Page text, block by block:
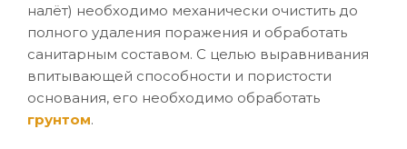
налёт) необходимо механически очистить до
полного удаления поражения и обработать
санитарным составом. С целью выравнивания
впитывающей способности и пористости
основания, его необходимо обработать
грунтом.